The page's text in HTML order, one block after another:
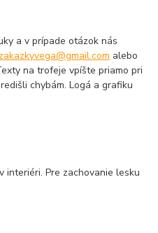
a v prípade otázok nás
zakazkyvega@gmail.com alebo
na trofeje vpíšte priamo pri
chybám. Logá a grafiku
interiéri. Pre zachovanie lesku